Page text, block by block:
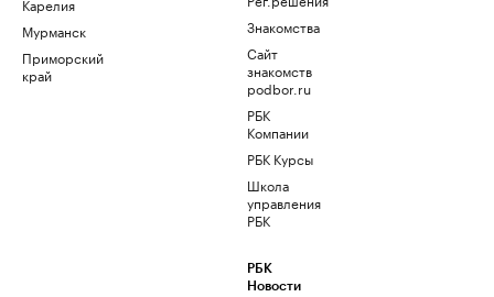
Мурманск
Приморский
край
Знакомства
Сайт
знакомств
podbor.ru
РБК
Компании
РБК Курсы
Школа
управления
РБК
РБК
Новости